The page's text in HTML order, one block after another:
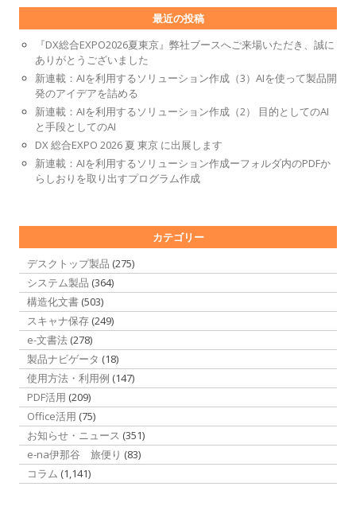
最近の投稿
『DX総合EXPO2026夏東京』弊社ブースへご来場いただき、誠に
ありがとうございました
新連載：AIを利用するソリューション作成（3）AIを使って製品開
発のアイデアを詰める
新連載：AIを利用するソリューション作成（2） 目的としてのAI
と手段としてのAI
DX 総合EXPO 2026 夏 東京 に出展します
新連載：AIを利用するソリューション作成ーフォルダ内のPDFか
らしおりを取り出すプログラム作成
カテゴリー
デスクトップ製品 (275)
システム製品 (364)
構造化文書 (503)
スキャナ保存 (249)
e-文書法 (278)
製品ナビゲータ (18)
使用方法・利用例 (147)
PDF活用 (209)
Office活用 (75)
お知らせ・ニュース (351)
e-na伊那谷 旅便り (83)
コラム (1,141)